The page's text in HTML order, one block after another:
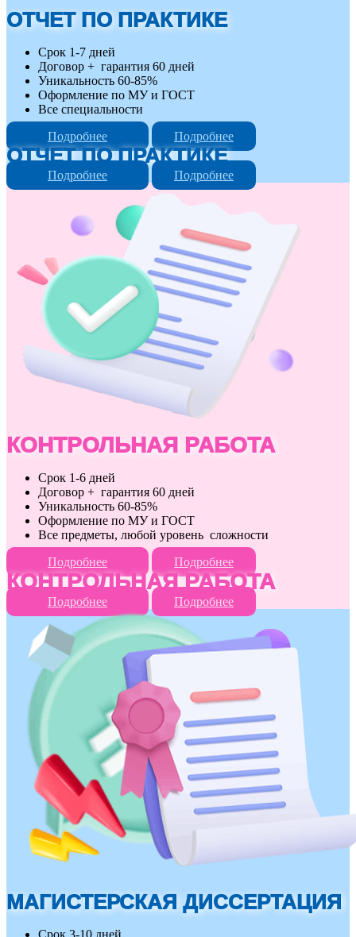
ОТЧЕТ ПО ПРАКТИКЕ
Срок 1-7 дней
Договор + гарантия 60 дней
Уникальность 60-85%
Оформление по МУ и ГОСТ
Все специальности
Подробнее
Подробнее
ОТЧЕТ ПО ПРАКТИКЕ
Подробнее Подробнее
КОНТРОЛЬНАЯ РАБОТА
Срок 1-6 дней
Договор + гарантия 60 дней
Уникальность 60-85%
Оформление по МУ и ГОСТ
Все предметы, любой уровень сложности
Подробнее
Подробнее
КОНТРОЛЬНАЯ РАБОТА
Подробнее Подробнее
МАГИСТЕРСКАЯ ДИССЕРТАЦИЯ